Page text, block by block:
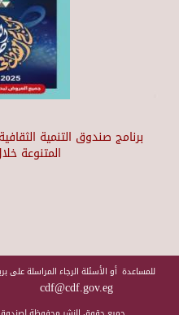
برنامج صندوق التنمية
المتنوعة
للمساعدة أو الأسئلة الرجاء المراسلة على
cdf@cdf.gov.eg